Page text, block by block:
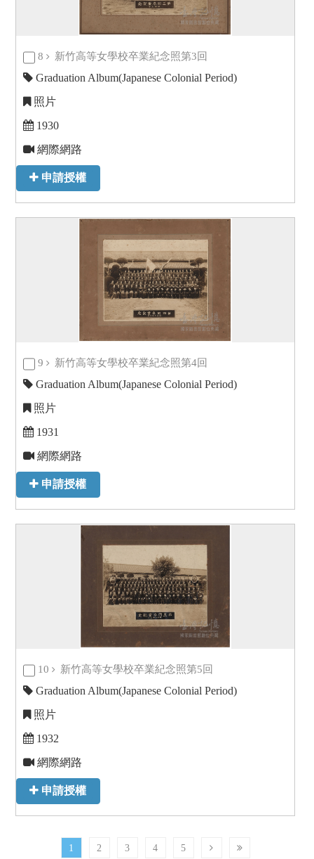
8 新竹高等女學校卒業紀念照第3回
Graduation Album(Japanese Colonial Period)
照片
1930
網際網路
申請授權
9 新竹高等女學校卒業紀念照第4回
Graduation Album(Japanese Colonial Period)
照片
1931
網際網路
申請授權
10 新竹高等女學校卒業紀念照第5回
Graduation Album(Japanese Colonial Period)
照片
1932
網際網路
申請授權
1 2 3 4 5